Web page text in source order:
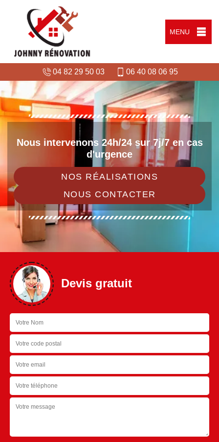
MENU
04 82 29 50 03 06 40 08 06 95
Nous intervenons 24h/24 sur 7j/7 en cas
d'urgence
NOS RÉALISATIONS
NOUS CONTACTER
Devis gratuit